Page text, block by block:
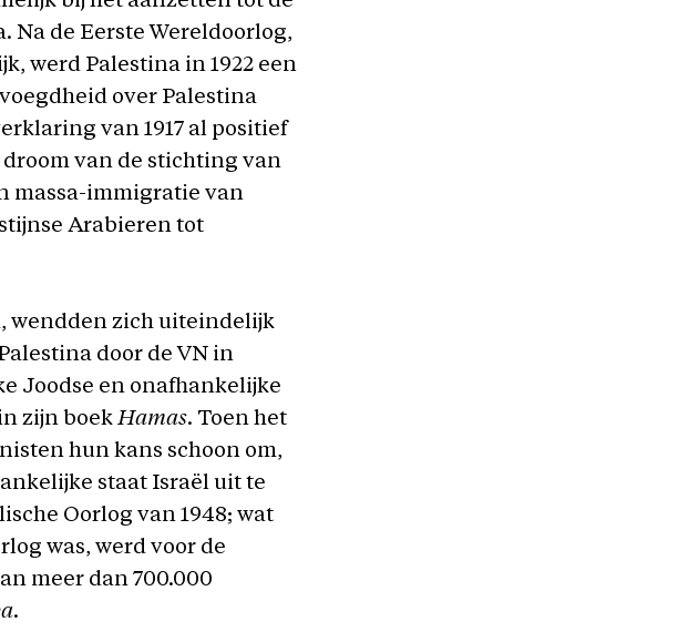
Na de Eerste Wereldoorlog,
werd Palestina in 1922 een
over Palestina
van 1917 al positief
van de stichting van
massa-immigratie van
Arabieren tot
wendden zich uiteindelijk
door de VN in
Joodse en onafhankelijke
zijn boekHamas. Toen het
hun kans schoon om,
staat Israël uit te
Oorlog van 1948; wat
was, werd voor de
meer dan 700.000
.